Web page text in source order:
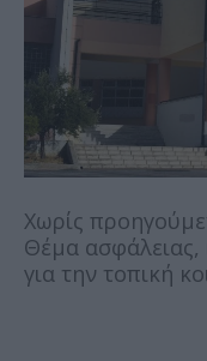
Χωρίς
Θέμα ασφάλειας,
για την τοπική